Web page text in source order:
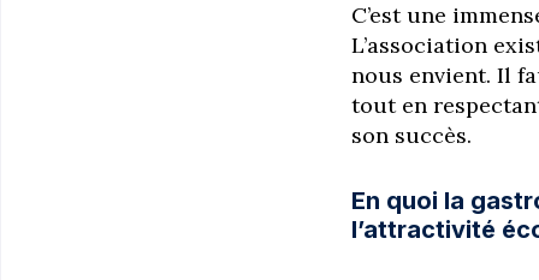
C’est une
L’association
nous envient. Il
tout en
son succès.
En quoi la
l’attractivité